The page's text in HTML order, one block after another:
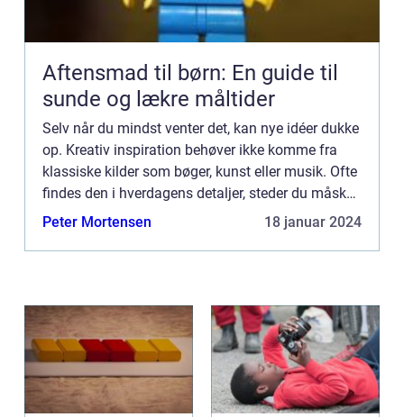
Aftensmad til børn: En guide til
sunde og lækre måltider
Selv når du mindst venter det, kan nye idéer dukke
op. Kreativ inspiration behøver ikke komme fra
klassiske kilder som bøger, kunst eller musik. Ofte
findes den i hverdagens detaljer, steder du måske
overser, eller si...
Peter Mortensen 18 januar 2024